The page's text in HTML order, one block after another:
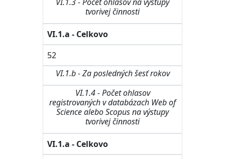
tvorivej činnosti
VI.1.a - Celkovo
52
VI.1.b - Za posledných šesť rokov
VI.1.4 - Počet ohlasov
registrovaných v databázach Web of
Science alebo Scopus na výstupy
tvorivej činnosti
VI.1.a - Celkovo